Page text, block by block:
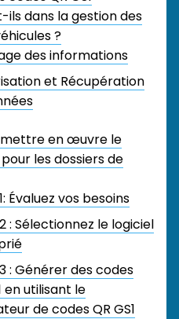
dans la gestion des
?
des informations
et Récupération
en œuvre le
pour les dossiers de
Évaluez vos besoins
: Sélectionnez le logiciel
: Générer des codes
en utilisant le
de codes QR GS1